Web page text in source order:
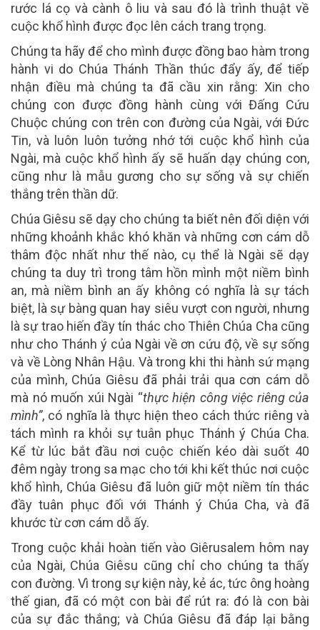
rước lá cọ và cành ô liu và sau đó là trình thuật về
cuộc khổ hình được đọc lên cách trang trọng.
Chúng ta hãy để cho mình được đồng bao hàm trong
hành vi do Chúa Thánh Thần thúc đẩy ấy, để tiếp
nhận điều mà chúng ta đã cầu xin rằng: Xin cho
chúng con được đồng hành cùng với Đấng Cứu
Chuộc chúng con trên con đường của Ngài, với Đức
Tin, và luôn luôn tưởng nhớ tới cuộc khổ hình của
Ngài, mà cuộc khổ hình ấy sẽ huấn dạy chúng con,
cũng như là mẫu gương cho sự sống và sự chiến
thắng trên thần dữ.
Chúa Giêsu sẽ dạy cho chúng ta biết nên đối diện với
những khoảnh khắc khó khăn và những cơn cám dỗ
thâm độc nhất như thế nào, cụ thể là Ngài sẽ dạy
chúng ta duy trì trong tâm hồn mình một niềm bình
an, mà niềm bình an ấy không có nghĩa là sự tách
biệt, là sự bàng quan hay siêu vượt con người, nhưng
là sự trao hiến đầy tín thác cho Thiên Chúa Cha cũng
như cho Thánh ý của Ngài về ơn cứu độ, về sự sống
và về Lòng Nhân Hậu. Và trong khi thi hành sứ mạng
của mình, Chúa Giêsu đã phải trải qua cơn cám dỗ
mà nó muốn xúi Ngài “thực hiện công việc riêng của
mình”, có nghĩa là thực hiện theo cách thức riêng và
tách mình ra khỏi sự tuân phục Thánh ý Chúa Cha.
Kể từ lúc bắt đầu nơi cuộc chiến kéo dài suốt 40
đêm ngày trong sa mạc cho tới khi kết thúc nơi cuộc
khổ hình, Chúa Giêsu đã luôn giữ một niềm tín thác
đầy tuân phục đối với Thánh ý Chúa Cha, và đã
khước từ cơn cám dỗ ấy.
Trong cuộc khải hoàn tiến vào Giêrusalem hôm nay
của Ngài, Chúa Giêsu cũng chỉ cho chúng ta thấy
con đường. Vì trong sự kiện này, kẻ ác, tức ông hoàng
thế gian, đã có một con bài để rút ra: đó là con bài
của sự đắc thắng; và Chúa Giêsu đã đáp lại bằng